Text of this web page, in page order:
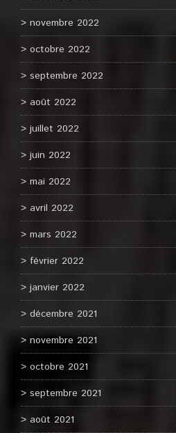
novembre 2022
octobre 2022
septembre 2022
août 2022
juillet 2022
juin 2022
mai 2022
avril 2022
mars 2022
février 2022
janvier 2022
décembre 2021
novembre 2021
octobre 2021
septembre 2021
août 2021